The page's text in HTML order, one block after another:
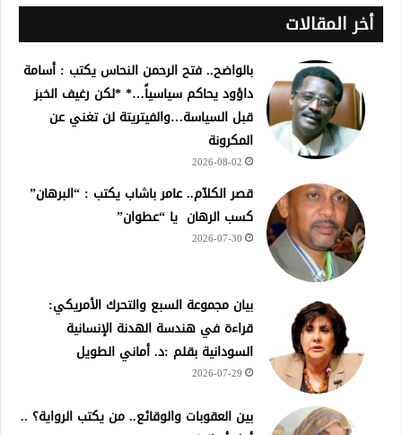
أخر المقالات
بالواضح.. فتح الرحمن النحاس يكتب : أسامة
داؤود يحاكم سياسياً…* *لكن رغيف الخبز
قبل السياسة…والفيتريتة لن تغني عن
المكرونة
2026-08-02
قصر الكلآم.. عامر باشاب يكتب : “البرهان”
كسب الرهان يا “عطوان”
2026-07-30
بيان مجموعة السبع والتحرك الأمريكي:
قراءة في هندسة الهدنة الإنسانية
السودانية بقلم :د. أماني الطويل
2026-07-29
بين العقوبات والوقائع.. من يكتب الرواية؟ ..